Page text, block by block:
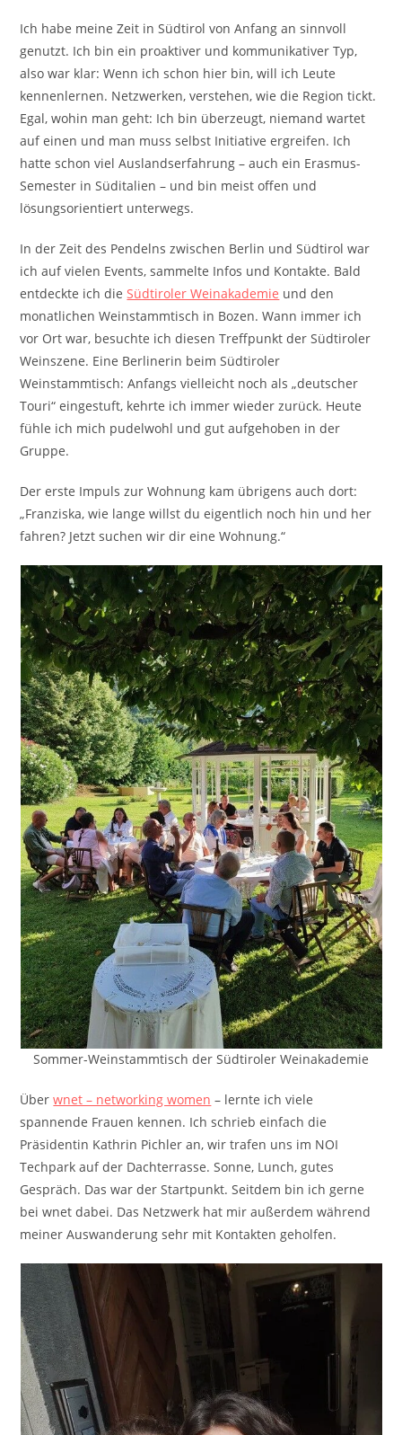
Ich habe meine Zeit in Südtirol von Anfang an sinnvoll
genutzt. Ich bin ein proaktiver und kommunikativer Typ,
also war klar: Wenn ich schon hier bin, will ich Leute
kennenlernen. Netzwerken, verstehen, wie die Region tickt.
Egal, wohin man geht: Ich bin überzeugt, niemand wartet
auf einen und man muss selbst Initiative ergreifen. Ich
hatte schon viel Auslandserfahrung – auch ein Erasmus-
Semester in Süditalien – und bin meist offen und
lösungsorientiert unterwegs.
In der Zeit des Pendelns zwischen Berlin und Südtirol war
ich auf vielen Events, sammelte Infos und Kontakte. Bald
entdeckte ich dieSüdtiroler Weinakademie und den
monatlichen Weinstammtisch in Bozen. Wann immer ich
vor Ort war, besuchte ich diesen Treffpunkt der Südtiroler
Weinszene. Eine Berlinerin beim Südtiroler
Weinstammtisch: Anfangs vielleicht noch als „deutscher
Touri“ eingestuft, kehrte ich immer wieder zurück. Heute
fühle ich mich pudelwohl und gut aufgehoben in der
Gruppe.
Der erste Impuls zur Wohnung kam übrigens auch dort:
„Franziska, wie lange willst du eigentlich noch hin und her
fahren? Jetzt suchen wir dir eine Wohnung.“
Sommer-Weinstammtisch der Südtiroler Weinakademie
Überwnet – networking women – lernte ich viele
spannende Frauen kennen. Ich schrieb einfach die
Präsidentin Kathrin Pichler an, wir trafen uns im NOI
Techpark auf der Dachterrasse. Sonne, Lunch, gutes
Gespräch. Das war der Startpunkt. Seitdem bin ich gerne
bei wnet dabei. Das Netzwerk hat mir außerdem während
meiner Auswanderung sehr mit Kontakten geholfen.